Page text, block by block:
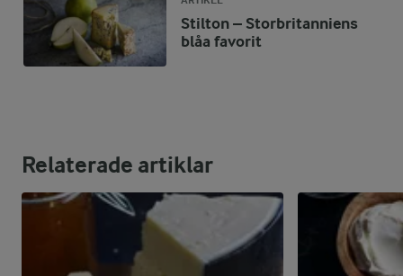
Stilton – Storbritanniens
blåa favorit
Relaterade artiklar